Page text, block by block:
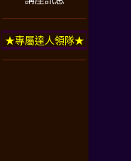
★專屬達人領隊★